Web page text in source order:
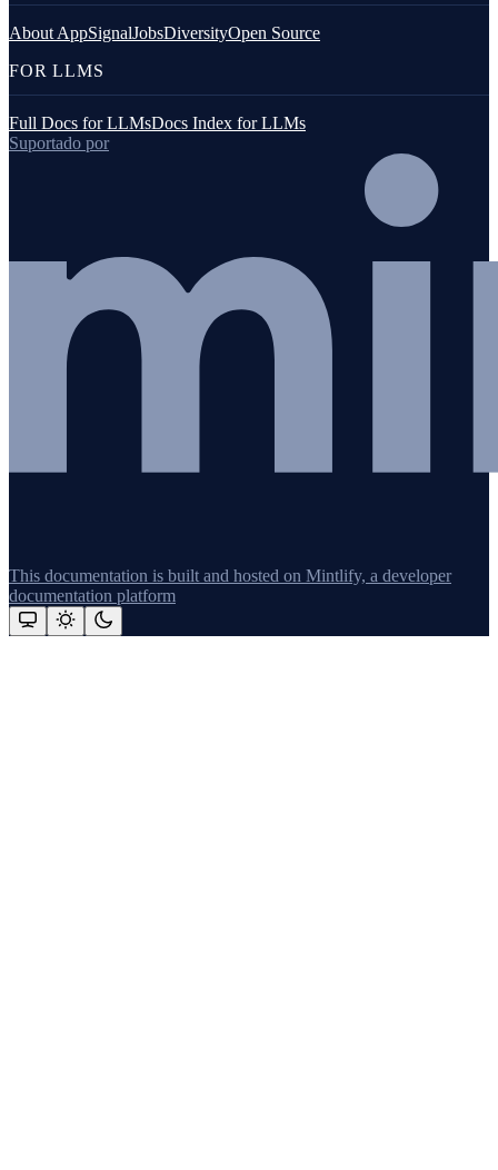
About AppSignalJobsDiversityOpen Source
FOR LLMS
Full Docs for LLMsDocs Index for LLMs
Suportado por
This documentation is built and hosted on Mintlify, a developer
documentation platform